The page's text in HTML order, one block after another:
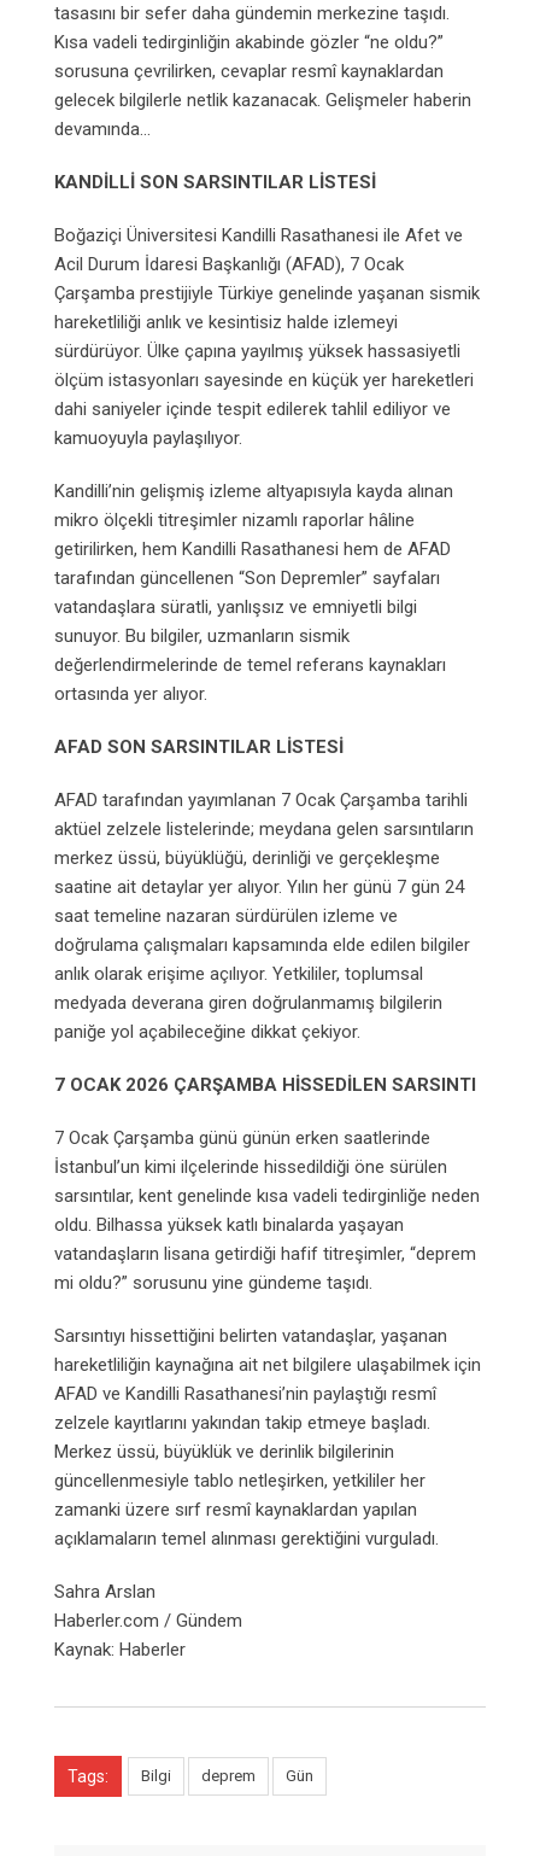
tasasını bir sefer daha gündemin merkezine taşıdı.
Kısa vadeli tedirginliğin akabinde gözler “ne oldu?”
sorusuna çevrilirken, cevaplar resmî kaynaklardan
gelecek bilgilerle netlik kazanacak. Gelişmeler haberin
devamında…
KANDİLLİ SON SARSINTILAR LİSTESİ
Boğaziçi Üniversitesi Kandilli Rasathanesi ile Afet ve
Acil Durum İdaresi Başkanlığı (AFAD), 7 Ocak
Çarşamba prestijiyle Türkiye genelinde yaşanan sismik
hareketliliği anlık ve kesintisiz halde izlemeyi
sürdürüyor. Ülke çapına yayılmış yüksek hassasiyetli
ölçüm istasyonları sayesinde en küçük yer hareketleri
dahi saniyeler içinde tespit edilerek tahlil ediliyor ve
kamuoyuyla paylaşılıyor.
Kandilli’nin gelişmiş izleme altyapısıyla kayda alınan
mikro ölçekli titreşimler nizamlı raporlar hâline
getirilirken, hem Kandilli Rasathanesi hem de AFAD
tarafından güncellenen “Son Depremler” sayfaları
vatandaşlara süratli, yanlışsız ve emniyetli bilgi
sunuyor. Bu bilgiler, uzmanların sismik
değerlendirmelerinde de temel referans kaynakları
ortasında yer alıyor.
AFAD SON SARSINTILAR LİSTESİ
AFAD tarafından yayımlanan 7 Ocak Çarşamba tarihli
aktüel zelzele listelerinde; meydana gelen sarsıntıların
merkez üssü, büyüklüğü, derinliği ve gerçekleşme
saatine ait detaylar yer alıyor. Yılın her günü 7 gün 24
saat temeline nazaran sürdürülen izleme ve
doğrulama çalışmaları kapsamında elde edilen bilgiler
anlık olarak erişime açılıyor. Yetkililer, toplumsal
medyada deverana giren doğrulanmamış bilgilerin
paniğe yol açabileceğine dikkat çekiyor.
7 OCAK 2026 ÇARŞAMBA HİSSEDİLEN SARSINTI
7 Ocak Çarşamba günü günün erken saatlerinde
İstanbul’un kimi ilçelerinde hissedildiği öne sürülen
sarsıntılar, kent genelinde kısa vadeli tedirginliğe neden
oldu. Bilhassa yüksek katlı binalarda yaşayan
vatandaşların lisana getirdiği hafif titreşimler, “deprem
mi oldu?” sorusunu yine gündeme taşıdı.
Sarsıntıyı hissettiğini belirten vatandaşlar, yaşanan
hareketliliğin kaynağına ait net bilgilere ulaşabilmek için
AFAD ve Kandilli Rasathanesi’nin paylaştığı resmî
zelzele kayıtlarını yakından takip etmeye başladı.
Merkez üssü, büyüklük ve derinlik bilgilerinin
güncellenmesiyle tablo netleşirken, yetkililer her
zamanki üzere sırf resmî kaynaklardan yapılan
açıklamaların temel alınması gerektiğini vurguladı.
Sahra Arslan
Haberler.com / Gündem
Kaynak: Haberler
Tags: Bilgi deprem Gün